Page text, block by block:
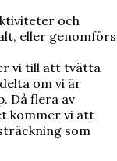
och
eller genomförs
vi till att tvätta
om vi är
Då flera av
kommer vi att
som